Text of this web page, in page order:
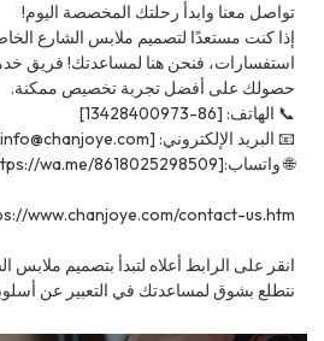
تواصل معنا وابدأ رحلتك المخصصة اليوم!
إذا كنت مستعدًا لتصميم ملابس الشارع
استفسارات، فنحن هنا لمساعدتك! فريق
حصولك على أفضل تجربة تخصيص ممكنة.
📞 الهاتف: [86-13428400973]
📧 البريد الإلكتروني: [info@chanjoye.com]
🌐 واتساب:[https://wa.me/8618025298509]
www.chanjoye.com/contact-us.htm
انقر على الرابط أعلاه لتبدأ بتصميم ملابس
نتطلع بشوق لمساعدتك في التعبير عن